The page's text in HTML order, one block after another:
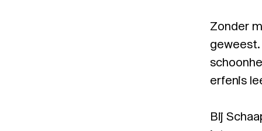
Zonder
geweest.
erfenis
Bij